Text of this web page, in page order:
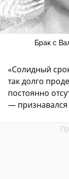
Брак с
«Солидный
так долго
постоянно
—